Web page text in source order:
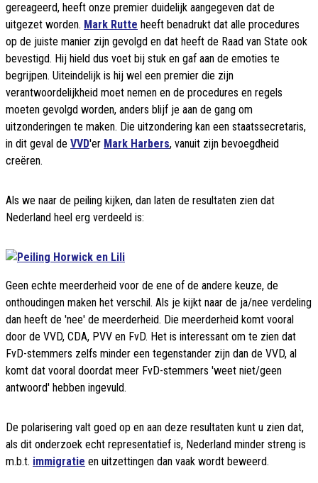
gereageerd, heeft onze premier duidelijk aangegeven dat de
uitgezet worden. Mark Rutte heeft benadrukt dat alle procedures
op de juiste manier zijn gevolgd en dat heeft de Raad van State ook
bevestigd. Hij hield dus voet bij stuk en gaf aan de emoties te
begrijpen. Uiteindelijk is hij wel een premier die zijn
verantwoordelijkheid moet nemen en de procedures en regels
moeten gevolgd worden, anders blijf je aan de gang om
uitzonderingen te maken. Die uitzondering kan een staatssecretaris,
in dit geval de VVD'er Mark Harbers, vanuit zijn bevoegdheid
creëren.
Als we naar de peiling kijken, dan laten de resultaten zien dat
Nederland heel erg verdeeld is:
Geen echte meerderheid voor de ene of de andere keuze, de
onthoudingen maken het verschil. Als je kijkt naar de ja/nee verdeling
dan heeft de 'nee' de meerderheid. Die meerderheid komt vooral
door de VVD, CDA, PVV en FvD. Het is interessant om te zien dat
FvD-stemmers zelfs minder een tegenstander zijn dan de VVD, al
komt dat vooral doordat meer FvD-stemmers 'weet niet/geen
antwoord' hebben ingevuld.
De polarisering valt goed op en aan deze resultaten kunt u zien dat,
als dit onderzoek echt representatief is, Nederland minder streng is
m.b.t. immigratie en uitzettingen dan vaak wordt beweerd.